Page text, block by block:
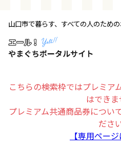
山口市で暮らす、すべての人のため
こちらの検索枠ではプレミア
はできま
プレミアム共通商品券につい
ださ
【専用ペー
トップページ